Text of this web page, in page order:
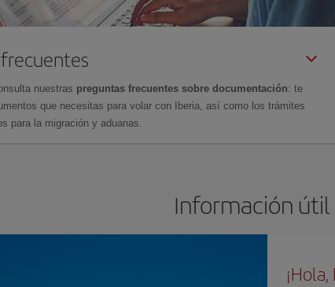
nuestras preguntas frecuentes sobre documentación: te
que necesitas para volar con Iberia, así como los trámites
para la migración y aduanas.
Información útil